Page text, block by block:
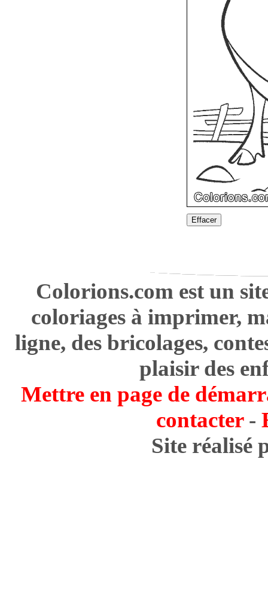
Effacer
Colorions.com est un
coloriages à imprimer,
ligne, des bricolages,
plaisir des
Mettre en page de
contacter-
Site réalisé